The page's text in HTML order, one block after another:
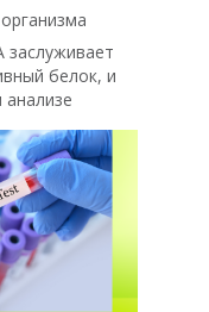
заслуживает
белок, и